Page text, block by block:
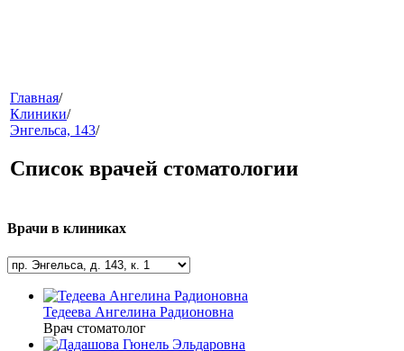
меню
звонок
Главная/
Клиники/
Энгельса, 143/
Список врачей стоматологии
Врачи в клиниках
Тедеева Ангелина Радионовна
Врач стоматолог